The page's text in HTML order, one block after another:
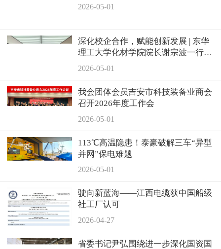
2026-05-01
深化校企合作，赋能创新发展 | 东华
理工大学化材学院院长谢宗波一行莅
临吉安鑫泰开展产学研对接调研
2026-05-01
我会团体会员吉安市科技装备业商会
召开2026年度工作会
2026-05-01
113℃高温隐患！泰豪破解三车“异型
并网”保电难题
2026-05-01
驶向新蓝海——江西电缆获中国船级
社工厂认可
2026-04-27
省委书记尹弘围绕进一步深化国资国